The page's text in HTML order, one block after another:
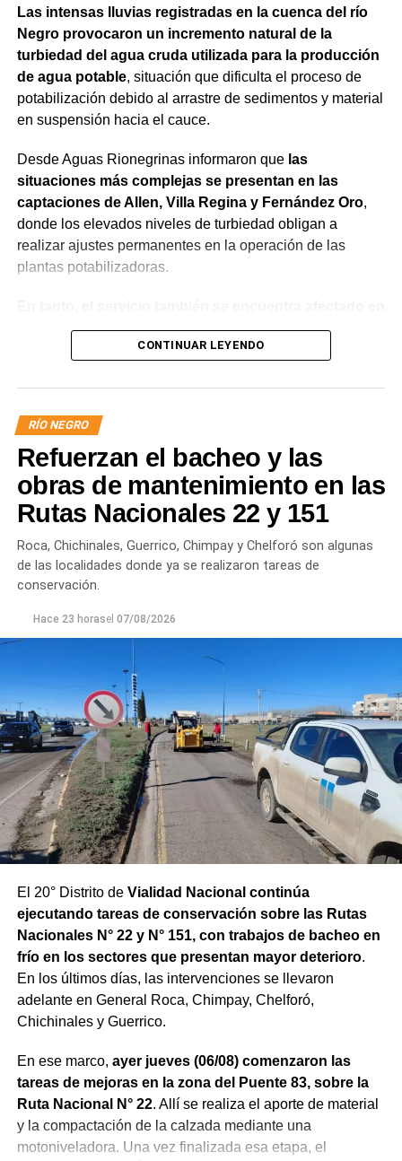
Las intensas lluvias registradas en la cuenca del río
Negro provocaron un incremento natural de la
turbiedad del agua cruda utilizada para la producción
de agua potable, situación que dificulta el proceso de
potabilización debido al arrastre de sedimentos y material
en suspensión hacia el cauce.
Desde Aguas Rionegrinas informaron que las
situaciones más complejas se presentan en las
captaciones de Allen, Villa Regina y Fernández Oro,
donde los elevados niveles de turbiedad obligan a
realizar ajustes permanentes en la operación de las
plantas potabilizadoras.
General Roca, Cipolletti y Balsa Las Perlas,
localidades donde podrían registrarse bajas de
trabaja para sostener la producción de agua potable.
Por otra parte, en Gral. E. Godoy se registran valores de
turbiedad cercanos a 80 NTU, mientras que en
Chichinales rondan los 10 NTU. En ambos casos, las
plantas continúan funcionando con monitoreo
permanente.
Los equipos técnicos de Aguas Rionegrinas mantienen
un seguimiento constante de la evolución de la turbiedad
con las condiciones que presenta el río.
CONTINUAR LEYENDO
RÍO NEGRO
Refuerzan el bacheo y las
obras de mantenimiento en las
Rutas Nacionales 22 y 151
Roca, Chichinales, Guerrico, Chimpay y Chelforó son algunas
de las localidades donde ya se realizaron tareas de
conservación.
Hace 23 horasel 07/08/2026
El 20° Distrito de Vialidad Nacional continúa
ejecutando tareas de conservación sobre las Rutas
Nacionales N° 22 y N° 151, con trabajos de bacheo en
frío en los sectores que presentan mayor deterioro.
En los últimos días, las intervenciones se llevaron
adelante en General Roca, Chimpay, Chelforó,
Chichinales y Guerrico.
En ese marco, ayer jueves (06/08) comenzaron las
tareas de mejoras en la zona del Puente 83, sobre la
Ruta Nacional N° 22. Allí se realiza el aporte de material
y la compactación de la calzada mediante una
motoniveladora. Una vez finalizada esa etapa, el